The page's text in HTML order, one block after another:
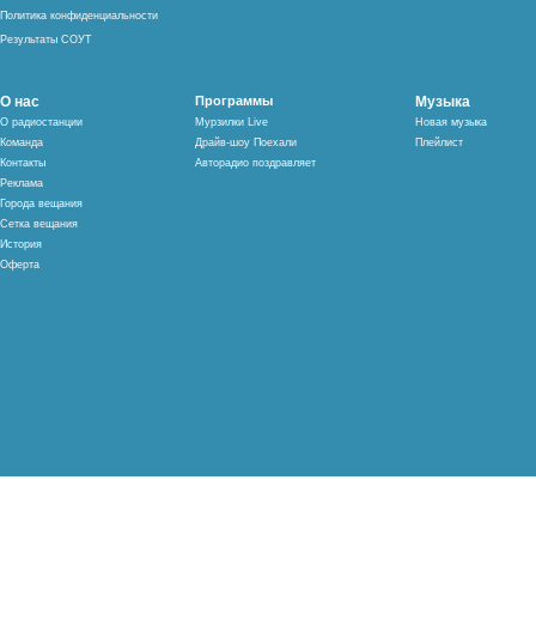
Политика конфиденциальности
Результаты СОУТ
О нас
О радиостанции
Команда
Контакты
Реклама
Города вещания
Сетка вещания
История
Оферта
Программы
Мурзилки Live
Драйв-шоу Поехали
Авторадио поздравляет
Музыка
Новая музыка
Плейлист